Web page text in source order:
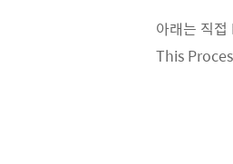
아래는 직
This